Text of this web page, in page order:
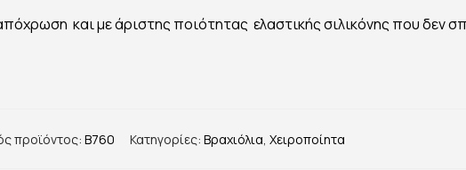
και με άριστης ποιότητας ελαστικής σιλικόνης που δεν
προϊόντος: B760 Κατηγορίες: Βραχιόλια, Χειροποίητα